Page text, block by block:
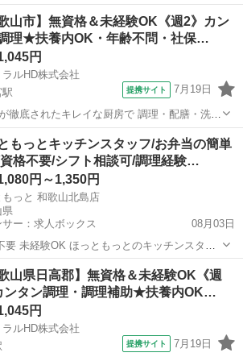
家庭で料理の経験があれば、未経験OKで
掃 ...
日前宮駅 キッチン
歌山市】無資格＆未経験OK《週2》カン
理★扶養内OK・年齢不問・社保…
円
ラルHD株式会社
駅
提携サイト 7月19日
徹底されたキレイな厨房で 調理・配膳・洗浄
家庭で料理の経験があれば、未経験OKで
掃 ...
日前宮駅
もっとキッチンスタッフ/お弁当の簡単
格不要/シフト相談可/調理経験…
円～1,350円
もっと 和歌山北島店
県
サー：求人ボックス
08月03日
要 未経験OK ほっともっとのキッチンスタッ
夫! マニュアル通りに調理すればOK! 難しい
全員でしっかりサポート! 包丁の使い方から
お...
山県日高郡】無資格＆未経験OK《週
ンタン調理・調理補助★扶養内OK…
円
ラルHD株式会社
提携サイト 7月19日